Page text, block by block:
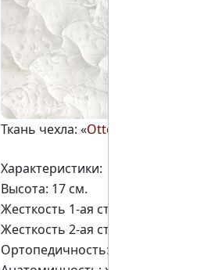
Ткань чехла: «Otto White Luxe
Характеристики:
Высота: 17 см.
Жесткость 1-ая сторона: средняя
Жесткость 2-ая сторона: высокая
Ортопедичность: высокая